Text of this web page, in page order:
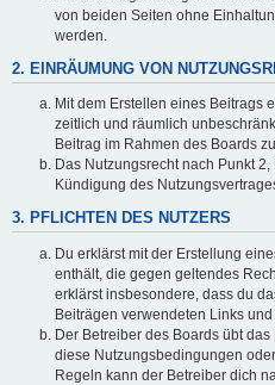
von beiden Seiten ohne
werden.
2. EINRÄUMUNG VON
Mit dem Erstellen eines Beitrags
zeitlich und räumlich
Beitrag im Rahmen des Boards
Das Nutzungsrecht nach Punkt
Kündigung des
3. PFLICHTEN DES NUTZERS
Du erklärst mit der Erstellung
enthält, die gegen geltendes
erklärst insbesondere, dass du
Beiträgen verwendeten Links
Der Betreiber des Boards übt
diese Nutzungsbedingungen
Regeln kann der Betreiber dich